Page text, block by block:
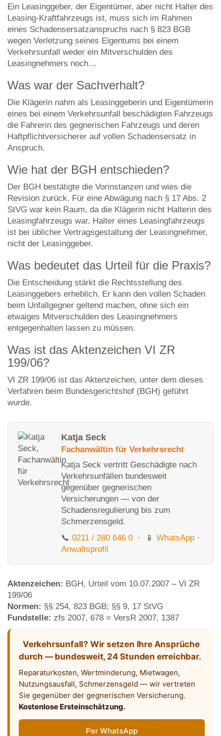
Ein Leasinggeber, der Eigentümer, aber nicht Halter des
Leasing-Kraftfahrzeugs ist, muss sich im Rahmen
eines Schadensersatzanspruchs nach § 823 BGB
wegen Verletzung seines Eigentums bei einem
Verkehrsunfall weder ein Mitverschulden des
Leasingnehmers noch…
Was war der Sachverhalt?
Die Klägerin nahm als Leasinggeberin und Eigentümerin
eines bei einem Verkehrsunfall beschädigten Fahrzeugs
die Fahrerin des gegnerischen Fahrzeugs und deren
Haftpflichtversicherer auf vollen Schadensersatz in
Anspruch.
Wie hat der BGH entschieden?
Der BGH bestätigte die Vorinstanzen und wies die
Revision zurück. Für eine Abwägung nach § 17 Abs. 2
StVG war kein Raum, da die Klägerin nicht Halterin des
Leasingfahrzeugs war. Halter eines Leasingfahrzeugs
ist bei üblicher Vertragsgestaltung der Leasingnehmer,
nicht der Leasinggeber.
Was bedeutet das Urteil für die Praxis?
Die Entscheidung stärkt die Rechtsstellung des
Leasinggebers erheblich. Er kann den vollen Schaden
beim Unfallgegner geltend machen, ohne sich ein
etwaiges Mitverschulden des Leasingnehmers
entgegenhalten lassen zu müssen.
Was ist das Aktenzeichen VI ZR
199/06?
VI ZR 199/06 ist das Aktenzeichen, unter dem dieses
Verfahren beim Bundesgerichtshof (BGH) geführt
wurde.
Katja Seck
Fachanwältin für Verkehrsrecht
Katja Seck vertritt Geschädigte nach
Verkehrsunfällen bundesweit
gegenüber gegnerischen
Versicherungen — von der
Schadensregulierung bis zum
Schmerzensgeld.
📞 0211 / 280 646 0 · 📱 WhatsApp ·
Anwaltsprofil
Aktenzeichen: BGH, Urteil vom 10.07.2007 – VI ZR
199/06
Normen: §§ 254, 823 BGB; §§ 9, 17 StVG
Fundstelle: zfs 2007, 678 = VersR 2007, 1387
Verkehrsunfall? Wir setzen Ihre Ansprüche
durch — bundesweit, 24 Stunden erreichbar.
Reparaturkosten, Wertminderung, Mietwagen,
Nutzungsausfall, Schmerzensgeld — wir vertreten
Sie gegenüber der gegnerischen Versicherung.
Kostenlose Ersteinschätzung.
Per WhatsApp